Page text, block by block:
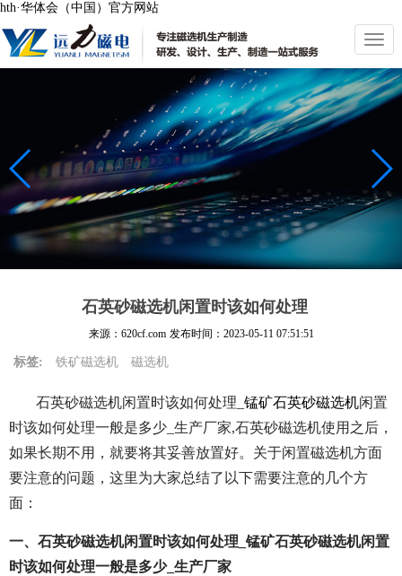
hth·华体会（中国）官方网站
切
换
导
航
石英砂磁选机闲置时该如何处理
来源：620cf.com 发布时间： 2023-05-11 07:51:51
标签: 铁矿磁选机 磁选机
石英砂磁选机闲置时该如何处理_ 锰矿石英砂磁选机闲置
时该如何处理一般是多少_生产厂家,石英砂磁选机使用之后，
如果长期不用，就要将其妥善放置好。关于闲置磁选机方面
要注意的问题，这里为大家总结了以下需要注意的几个方
面：
一、石英砂磁选机闲置时该如何处理_锰矿石英砂磁选机闲置
时该如何处理一般是多少_生产厂家